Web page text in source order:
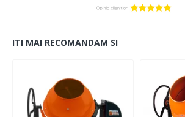
ITI MAI RECOMANDAM SI